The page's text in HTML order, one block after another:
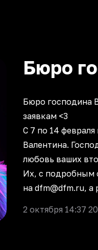
Бюро
Бюро господина
заявкам <3
С 7 по 14
Валентина.
любовь ваших
Их, с подробным
на dfm@dfm.ru, а
2 октября 14:37